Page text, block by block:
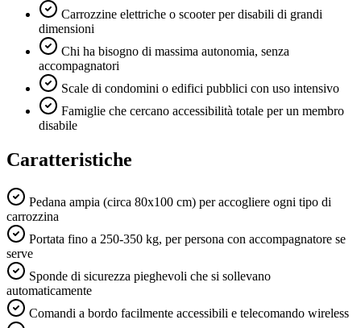
Carrozzine elettriche o scooter per disabili di grandi
dimensioni
Chi ha bisogno di massima autonomia, senza
accompagnatori
Scale di condomini o edifici pubblici con uso intensivo
Famiglie che cercano accessibilità totale per un membro
disabile
Caratteristiche
Pedana ampia (circa 80x100 cm) per accogliere ogni tipo di
carrozzina
Portata fino a 250-350 kg, per persona con accompagnatore se
serve
Sponde di sicurezza pieghevoli che si sollevano
automaticamente
Comandi a bordo facilmente accessibili e telecomando wireless